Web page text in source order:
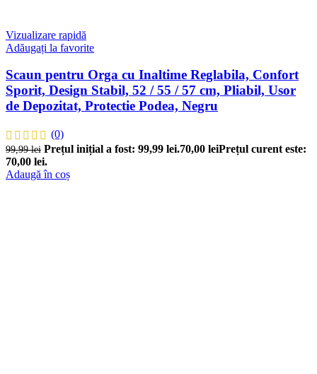
Vizualizare rapidă
Adăugați la favorite
Scaun pentru Orga cu Inaltime Reglabila, Confort
Sporit, Design Stabil, 52 / 55 / 57 cm, Pliabil, Usor
de Depozitat, Protectie Podea, Negru
(0)
99,99lei Prețul inițial a fost: 99,99 lei.70,00 leiPrețul curent este:
70,00 lei.
Adaugă în coș